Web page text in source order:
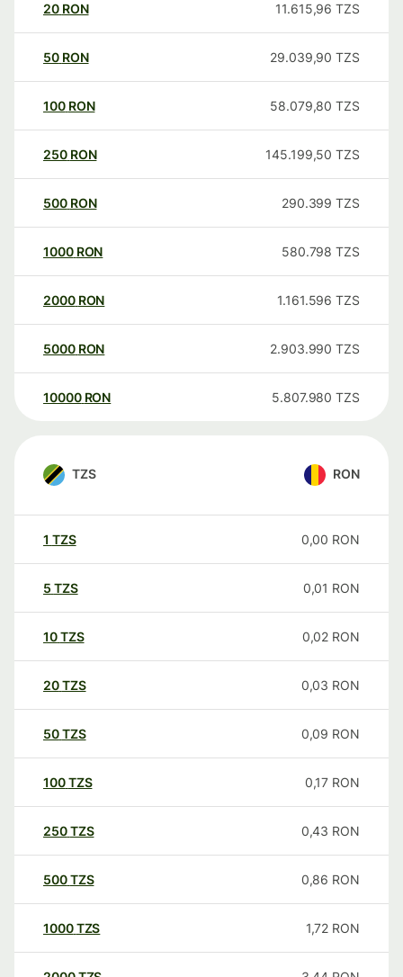
20 RON 11.615,96 TZS
50 RON 29.039,90 TZS
100 RON 58.079,80 TZS
250 RON 145.199,50 TZS
500 RON 290.399 TZS
1000 RON 580.798 TZS
2000 RON 1.161.596 TZS
5000 RON 2.903.990 TZS
10000 RON 5.807.980 TZS
TZS RON
1 TZS 0,00 RON
5 TZS 0,01 RON
10TZS 0,02 RON
20TZS 0,03 RON
50TZS 0,09 RON
100TZS 0,17 RON
250TZS 0,43 RON
500TZS 0,86 RON
1000TZS 1,72 RON